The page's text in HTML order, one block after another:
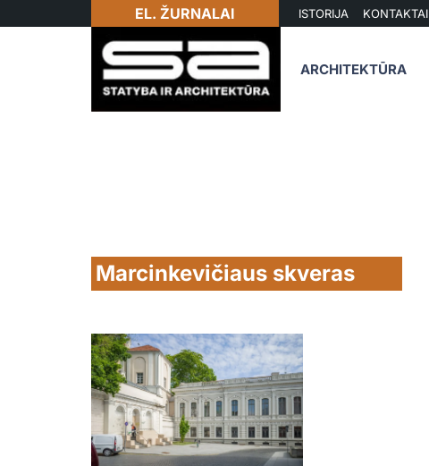
EL. ŽURNALAI ISTORIJA KONTAKTAI
ARCHITEKTŪRA
Marcinkevičiaus skveras